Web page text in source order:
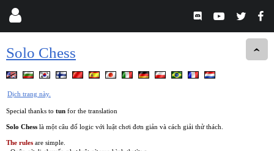
Solo Chess
Dịch trang này.
Special thanks to tun for the translation
Solo Chess là một câu đố logic với luật chơi đơn giản và cách giải thử thách.
The rules are simple.